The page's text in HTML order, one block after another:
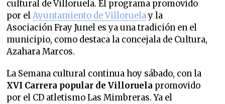
cultural de Villoruela. El programa promovido
por elAyuntamiento de Villoruelay la
Asociación Fray Junel es ya una tradición en el
municipio, como destaca la concejala de Cultura,
Azahara Marcos.
La Semana cultural continua hoy sábado, con la
XVI Carrera popular de Villoruela promovido
por el CD atletismo Las Mimbreras. Ya el